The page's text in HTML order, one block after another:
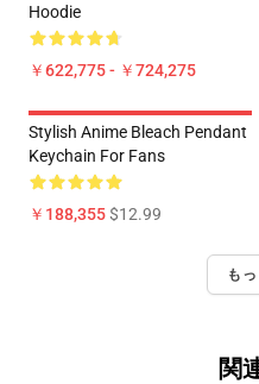
Hoodie
￥622,775 - ￥724,275
Stylish Anime Bleach Pendant
Keychain For Fans
￥188,355$12.99
も
関